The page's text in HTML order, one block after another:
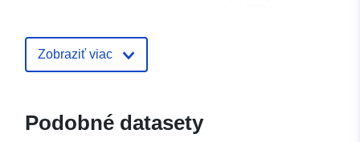
Zobraziť viac
Podobné datasety